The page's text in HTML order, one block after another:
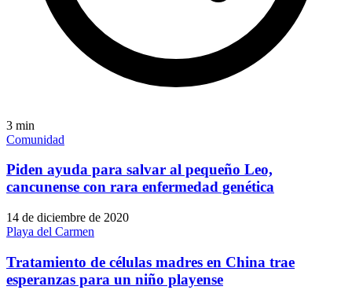
3 min
Comunidad
Piden ayuda para salvar al pequeño Leo,
cancunense con rara enfermedad genética
14 de diciembre de 2020
Playa del Carmen
Tratamiento de células madres en China trae
esperanzas para un niño playense